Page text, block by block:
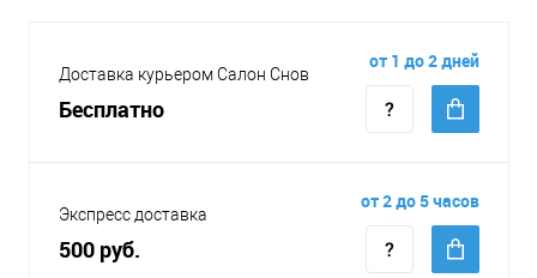
Доставка курьером Салон Снов
Бесплатно
от 1 до 2 дней
Экспресс доставка
500 руб.
от 2 до 5 часов